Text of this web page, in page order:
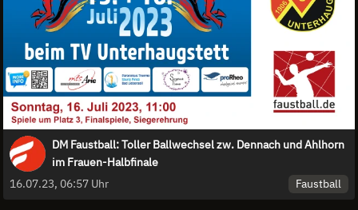
DM Faustball: Toller Ballwechsel zw. Dennach und Ahlhorn
im Frauen-Halbfinale
16.07.23, 06:57 Uhr
Faustball